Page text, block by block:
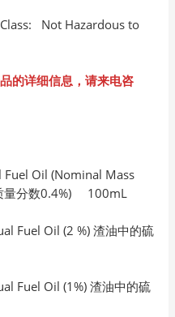
Not Hazardous to
的详细信息，请来电咨
Oil (Nominal Mass
量分数0.4%) 100mL
Fuel Oil (2 %) 渣油中的硫
Fuel Oil (1%) 渣油中的硫